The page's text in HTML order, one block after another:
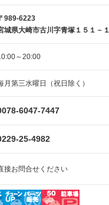
列シート － ベ
ットマン
989-6223
城県大崎市古川字青塚１５１－１
～20:00
月第三水曜日（祝日除く）
6047-7447
25-4982
接お問合せください